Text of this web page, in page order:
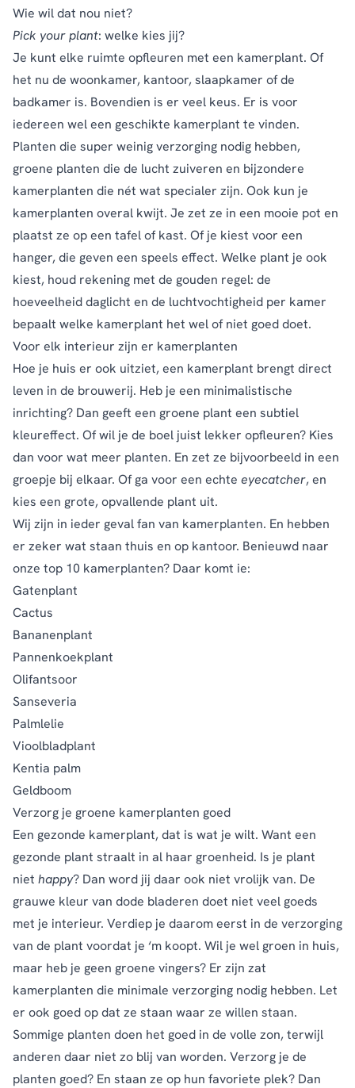
Wie wil dat nou niet?
Pick your plant: welke kies jij?
Je kunt elke ruimte opfleuren met een kamerplant. Of
het nu de woonkamer, kantoor, slaapkamer of de
badkamer is. Bovendien is er veel keus. Er is voor
iedereen wel een geschikte kamerplant te vinden.
Planten die super weinig verzorging nodig hebben,
groene planten die de lucht zuiveren en bijzondere
kamerplanten die nét wat specialer zijn. Ook kun je
kamerplanten overal kwijt. Je zet ze in een mooie pot en
plaatst ze op een tafel of kast. Of je kiest voor een
hanger, die geven een speels effect. Welke plant je ook
kiest, houd rekening met de gouden regel: de
hoeveelheid daglicht en de luchtvochtigheid per kamer
bepaalt welke kamerplant het wel of niet goed doet.
Voor elk interieur zijn er kamerplanten
Hoe je huis er ook uitziet, een kamerplant brengt direct
leven in de brouwerij. Heb je een minimalistische
inrichting? Dan geeft een groene plant een subtiel
kleureffect. Of wil je de boel juist lekker opfleuren? Kies
dan voor wat meer planten. En zet ze bijvoorbeeld in een
groepje bij elkaar. Of ga voor een echte eyecatcher, en
kies een grote, opvallende plant uit.
Wij zijn in ieder geval fan van kamerplanten. En hebben
er zeker wat staan thuis en op kantoor. Benieuwd naar
onze top 10 kamerplanten? Daar komt ie:
Gatenplant
Cactus
Bananenplant
Pannenkoekplant
Olifantsoor
Sanseveria
Palmlelie
Vioolbladplant
Kentia palm
Geldboom
Verzorg je groene kamerplanten goed
Een gezonde kamerplant, dat is wat je wilt. Want een
gezonde plant straalt in al haar groenheid. Is je plant
niet happy? Dan word jij daar ook niet vrolijk van. De
grauwe kleur van dode bladeren doet niet veel goeds
met je interieur. Verdiep je daarom eerst in de verzorging
van de plant voordat je ‘m koopt. Wil je wel groen in huis,
maar heb je geen groene vingers? Er zijn zat
kamerplanten die minimale verzorging nodig hebben. Let
er ook goed op dat ze staan waar ze willen staan.
Sommige planten doen het goed in de volle zon, terwijl
anderen daar niet zo blij van worden. Verzorg je de
planten goed? En staan ze op hun favoriete plek? Dan